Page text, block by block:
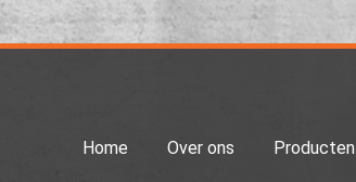
Home Over ons Producten